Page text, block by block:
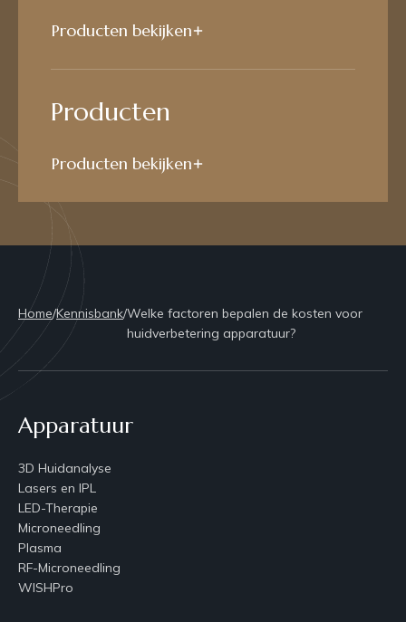
Producten bekijken
Producten
Producten bekijken
Home/Kennisbank/Welke factoren bepalen de kosten voor
huidverbetering apparatuur?
Apparatuur
3D Huidanalyse
Lasers en IPL
LED-Therapie
Microneedling
Plasma
RF-Microneedling
WISHPro